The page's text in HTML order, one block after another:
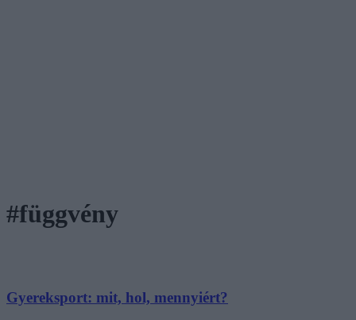
#függvény
Gyereksport: mit, hol, mennyiért?